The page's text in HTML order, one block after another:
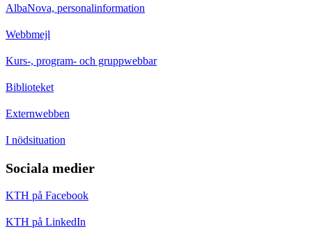
AlbaNova, personalinformation
Webbmejl
Kurs-, program- och gruppwebbar
Biblioteket
Externwebben
I nödsituation
Sociala medier
KTH på Facebook
KTH på LinkedIn